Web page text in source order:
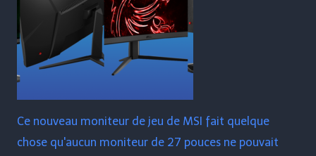
Ce nouveau moniteur de jeu de MSI fait quelque
chose qu'aucun moniteur de 27 pouces ne pouvait